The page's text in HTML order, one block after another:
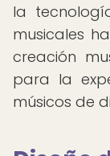
la
musicales
creación
para la
músicos de